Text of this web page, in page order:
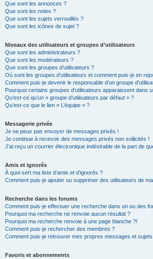
Que sont les annonces ?
Que sont les notes ?
Que sont les sujets verrouillés ?
Que sont les icônes de sujet ?
Niveaux des utilisateurs et groupes d’utilisateurs
Que sont les administrateurs ?
Que sont les modérateurs ?
Que sont les groupes d’utilisateurs ?
Où sont les groupes d’utilisateurs et comment puis-je en
Comment puis-je devenir le responsable d’un groupe
Pourquoi certains groupes d’utilisateurs apparaissent dans
Qu’est-ce qu’un « groupe d’utilisateurs par défaut » ?
Qu’est-ce que le lien « L’équipe » ?
Messagerie privée
Je ne peux pas envoyer de messages privés !
Je continue à recevoir des messages privés non sollicités !
J’ai reçu un courrier électronique indésirable de la part de
Amis et ignorés
À quoi sert ma liste d’amis et d’ignorés ?
Comment puis-je ajouter ou supprimer des utilisateurs de ma
Recherche dans les forums
Comment puis-je effectuer une recherche dans un ou des
Pourquoi ma recherche ne renvoie aucun résultat ?
Pourquoi ma recherche renvoie à une page blanche ?!
Comment puis-je rechercher des membres ?
Comment puis-je retrouver mes propres messages et
Favoris et abonnements